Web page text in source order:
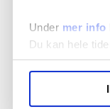
Under mer info
Du kan hele
hvordan våre